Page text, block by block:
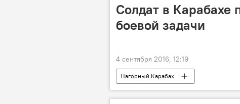
Солдат в Карабахе
боевой задачи
4 сентября 2016, 12:19
Нагорный Карабах